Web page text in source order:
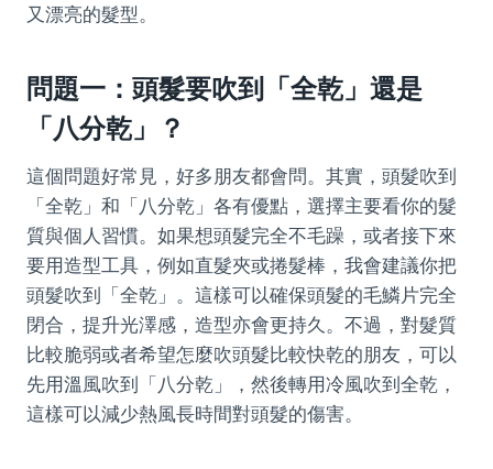
又漂亮的髮型。
問題一：頭髮要吹到「全乾」還是
「八分乾」？
這個問題好常見，好多朋友都會問。其實，頭髮吹到
「全乾」和「八分乾」各有優點，選擇主要看你的髮
質與個人習慣。如果想頭髮完全不毛躁，或者接下來
要用造型工具，例如直髮夾或捲髮棒，我會建議你把
頭髮吹到「全乾」。這樣可以確保頭髮的毛鱗片完全
閉合，提升光澤感，造型亦會更持久。不過，對髮質
比較脆弱或者希望怎麼吹頭髮比較快乾的朋友，可以
先用溫風吹到「八分乾」，然後轉用冷風吹到全乾，
這樣可以減少熱風長時間對頭髮的傷害。